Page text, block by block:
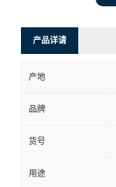
产品详请
产地
品牌
货号
用途